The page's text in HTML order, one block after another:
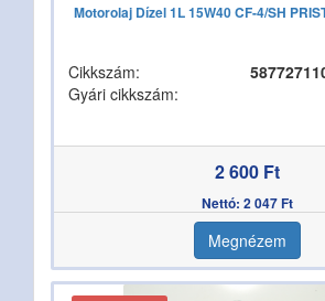
Motorolaj Dízel 1L 15W40 CF-4/SH
Cikkszám:
Gyári cikkszám:
2 600 Ft
Nettó: 2 047 Ft
Megnézem